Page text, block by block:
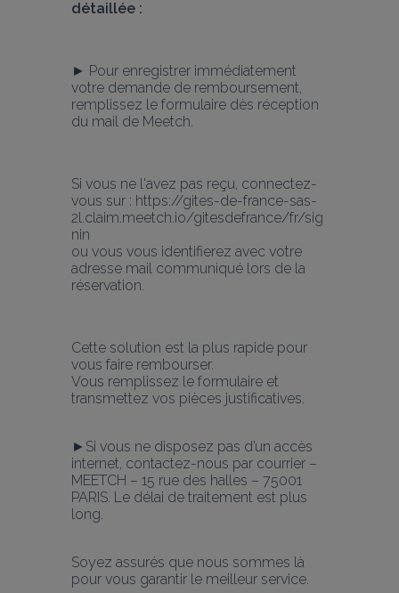
détaillée :
► Pour enregistrer immédiatement
votre demande de remboursement,
remplissez le formulaire dès réception
du mail de Meetch.
Si vous ne l'avez pas reçu, connectez-
vous sur : https://gites-de-france-sas-
2l.claim.meetch.io/gitesdefrance/fr/sig
nin
ou vous vous identifierez avec votre
adresse mail communiqué lors de la
réservation.
Cette solution est la plus rapide pour
vous faire rembourser.
Vous remplissez le formulaire et
transmettez vos pièces justificatives.
►Si vous ne disposez pas d’un accès
internet, contactez-nous par courrier –
MEETCH – 15 rue des halles – 75001
PARIS. Le délai de traitement est plus
long.
Soyez assurés que nous sommes là
pour vous garantir le meilleur service.